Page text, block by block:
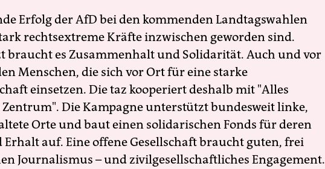
Erfolg der AfD bei den kommenden Landtagswahlen
rechtsextreme Kräfte inzwischen geworden sind.
braucht es Zusammenhalt und Solidarität. Auch und vor
Menschen, die sich vor Ort für eine starke
einsetzen. Die taz kooperiert deshalb mit "Alles
Die Kampagne unterstützt bundesweit linke,
Orte und baut einen solidarischen Fonds für deren
Erhalt auf. Eine offene Gesellschaft braucht guten, frei
Journalismus – und zivilgesellschaftliches Engagement.